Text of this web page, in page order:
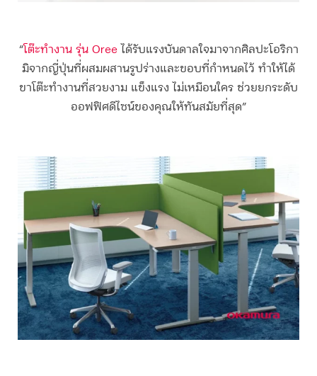
“โต๊ะทำงาน รุ่น Oreeได้รับแรงบันดาลใจมาจากศิลปะโอริกา
มิจากญี่ปุ่นที่ผสมผสานรูปร่างและขอบที่กำหนดไว้ ทำให้ได้
ขาโต๊ะทำงานที่สวยงาม แข็งแรง ไม่เหมือนใคร ช่วยยกระดับ
ออฟฟิศดีไซน์ของคุณให้ทันสมัยที่สุด”